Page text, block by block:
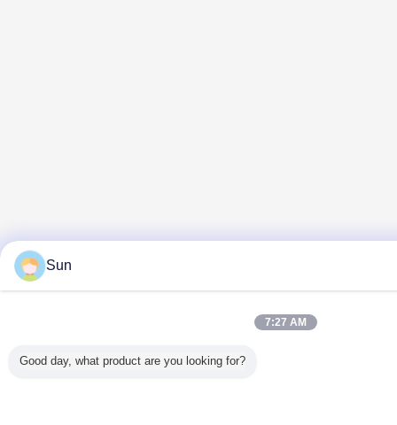
Sun
7:27 AM
Good day, what product are you looking for?